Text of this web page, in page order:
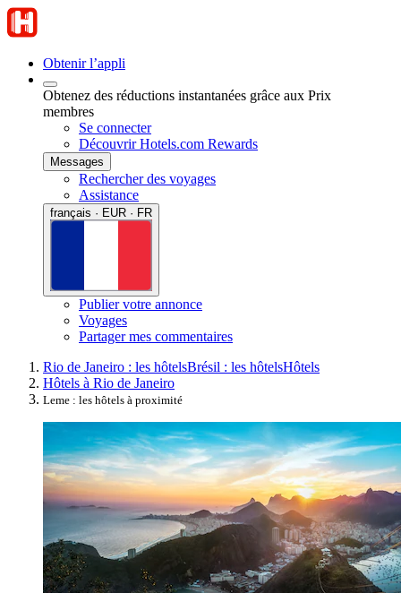
Obtenir l’appli
Obtenez des réductions instantanées grâce aux Prix
membres
Se connecter
Découvrir Hotels.com Rewards
Messages
Rechercher des voyages
Assistance
français · EUR · FR
Publier votre annonce
Voyages
Partager mes commentaires
Rio de Janeiro : les hôtelsBrésil : les hôtelsHôtels
Hôtels à Rio de Janeiro
Leme : les hôtels à proximité